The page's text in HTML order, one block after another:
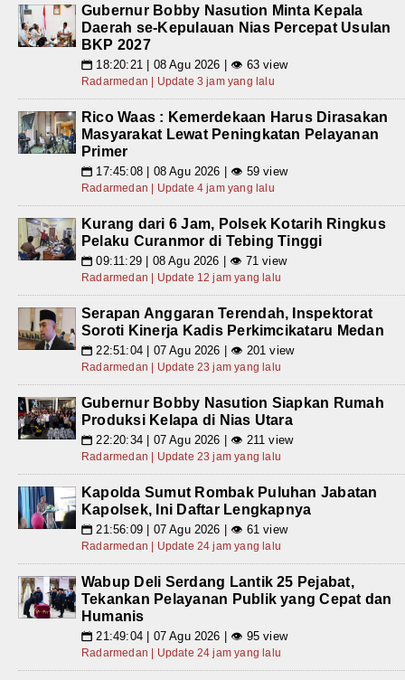
Gubernur Bobby Nasution Minta Kepala
Daerah se-Kepulauan Nias Percepat Usulan
BKP 2027
📅 18:20:21 | 08 Agu 2026 | 👁 63 view
Radarmedan | Update 3 jam yang lalu
Rico Waas : Kemerdekaan Harus Dirasakan
Masyarakat Lewat Peningkatan Pelayanan
Primer
📅 17:45:08 | 08 Agu 2026 | 👁 59 view
Radarmedan | Update 4 jam yang lalu
Kurang dari 6 Jam, Polsek Kotarih Ringkus
Pelaku Curanmor di Tebing Tinggi
📅 09:11:29 | 08 Agu 2026 | 👁 71 view
Radarmedan | Update 12 jam yang lalu
Serapan Anggaran Terendah, Inspektorat
Soroti Kinerja Kadis Perkimcikataru Medan
📅 22:51:04 | 07 Agu 2026 | 👁 201 view
Radarmedan | Update 23 jam yang lalu
Gubernur Bobby Nasution Siapkan Rumah
Produksi Kelapa di Nias Utara
📅 22:20:34 | 07 Agu 2026 | 👁 211 view
Radarmedan | Update 23 jam yang lalu
Kapolda Sumut Rombak Puluhan Jabatan
Kapolsek, Ini Daftar Lengkapnya
📅 21:56:09 | 07 Agu 2026 | 👁 61 view
Radarmedan | Update 24 jam yang lalu
Wabup Deli Serdang Lantik 25 Pejabat,
Tekankan Pelayanan Publik yang Cepat dan
Humanis
📅 21:49:04 | 07 Agu 2026 | 👁 95 view
Radarmedan | Update 24 jam yang lalu